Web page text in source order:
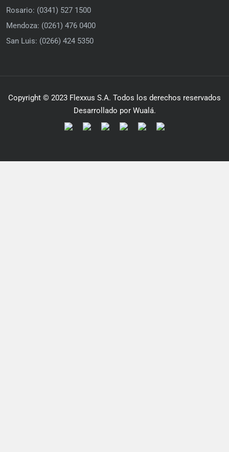
Rosario: (0341) 527 1500
Mendoza: (0261) 476 0400
San Luis: (0266) 424 5350
Copyright © 2023 Flexxus S.A. Todos los derechos reservados
Desarrollado por Wualá.